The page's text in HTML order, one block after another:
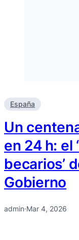
España
Un
en 24 h: el
becarios’
Gobierno
admin·Mar 4, 2026